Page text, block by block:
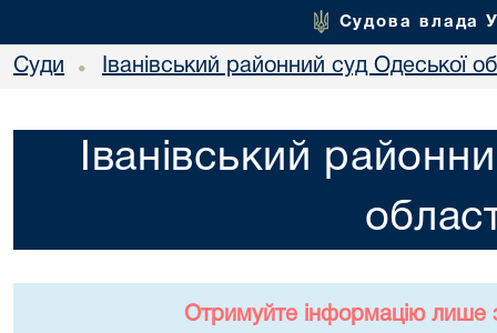
Судова влада
Суди • Іванівський районний суд Одеської
Іванівський
Отримуйте інформацію лише